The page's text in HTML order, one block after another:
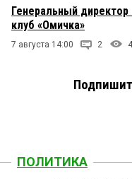
Генеральный
клуб «Омичка»
7 августа 14:00 2
ПОЛИТИКА